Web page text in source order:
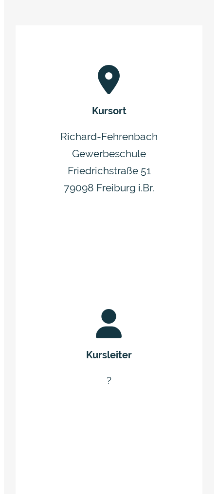
Kursort
Richard-Fehrenbach
Gewerbeschule
Friedrichstraße 51
79098 Freiburg i.Br.
Kursleiter
?